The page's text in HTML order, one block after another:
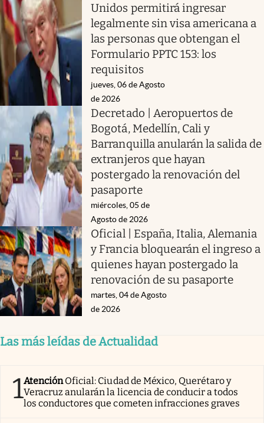
Unidos permitirá ingresar
legalmente sin visa americana a
las personas que obtengan el
Formulario PPTC 153: los
requisitos
jueves, 06 de Agosto
de 2026
Decretado | Aeropuertos de
Bogotá, Medellín, Cali y
Barranquilla anularán la salida de
extranjeros que hayan
postergado la renovación del
pasaporte
miércoles, 05 de
Agosto de 2026
Oficial | España, Italia, Alemania
y Francia bloquearán el ingreso a
quienes hayan postergado la
renovación de su pasaporte
martes, 04 de Agosto
de 2026
Las más leídas de Actualidad
1AtenciónOficial: Ciudad de México, Querétaro y
Veracruz anularán la licencia de conducir a todos
los conductores que cometen infracciones graves